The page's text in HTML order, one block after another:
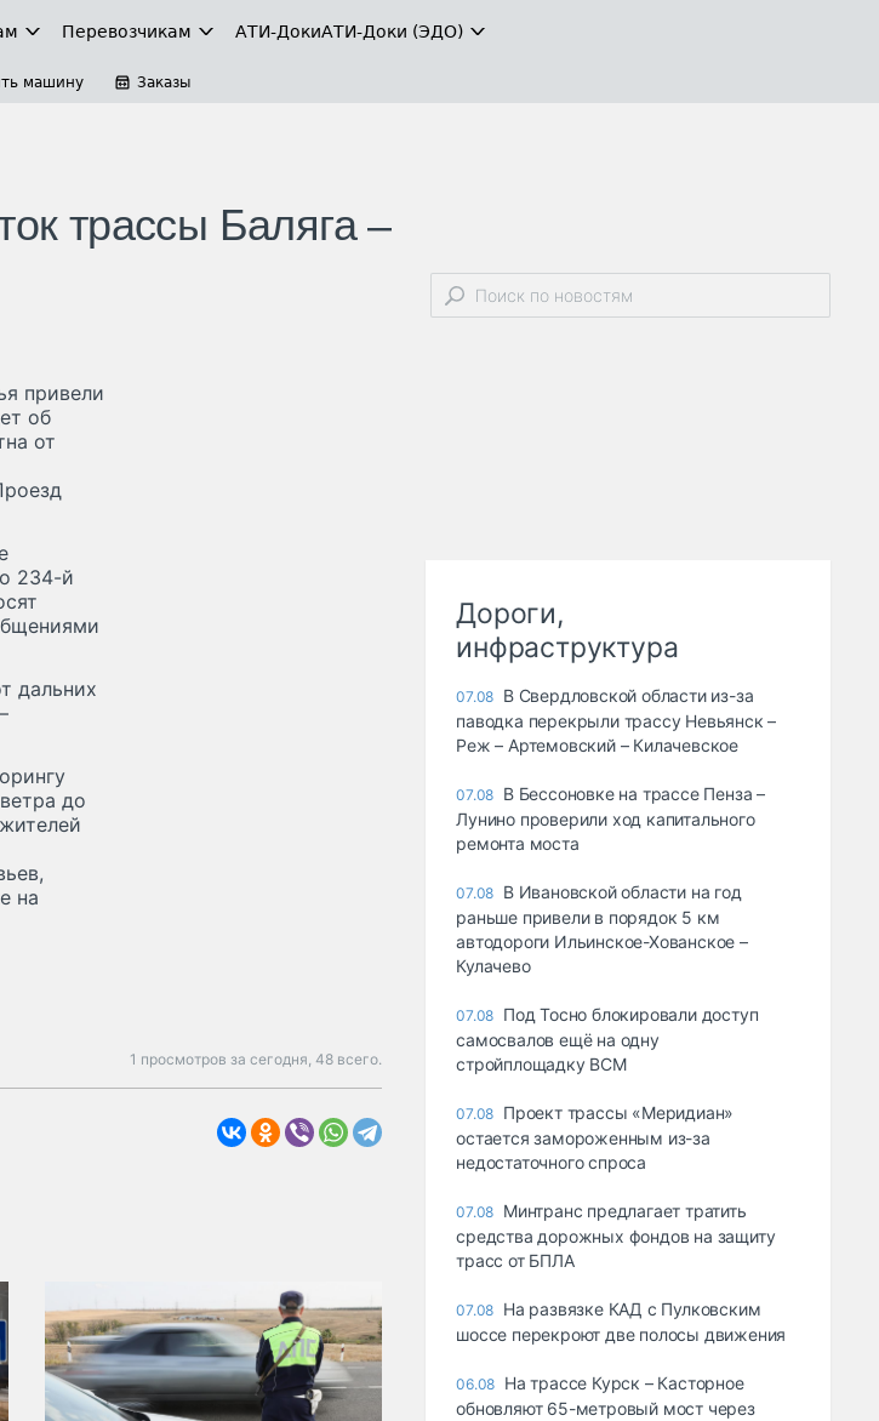
Перевозчикам АТИ-ДокиАТИ-Доки (ЭДО)
машину Заказы
трассы Баляга –
привели
об
от
234-й
дальних
до
на
1 просмотров за сегодня,48 всего.
Дороги,
инфраструктура
07.08 В Свердловской области из-за
паводка перекрыли трассу Невьянск –
Реж – Артемовский – Килачевское
07.08 В Бессоновке на трассе Пенза –
Лунино проверили ход капитального
ремонта моста
07.08 В Ивановской области на год
раньше привели в порядок 5 км
автодороги Ильинское-Хованское –
Кулачево
07.08 Под Тосно блокировали доступ
самосвалов ещё на одну
стройплощадку ВСМ
07.08 Проект трассы «Меридиан»
остается замороженным из-за
недостаточного спроса
07.08 Минтранс предлагает тратить
средства дорожных фондов на защиту
трасс от БПЛА
07.08 На развязке КАД с Пулковским
шоссе перекроют две полосы движения
06.08 На трассе Курск – Касторное
обновляют 65-метровый мост через